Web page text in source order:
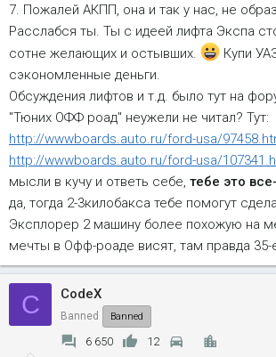
7. Пожалей АКПП, она и так у нас, не
Расслабся ты. Ты с идеей лифта Экспа
сотне желающих и остывших.
Купи
сэкономленные деньги.
Обсуждения лифтов и т.д. было тут на
"Тюних ОФФ роад" неужели не читал? Тут:
http://wwwboards.auto.ru/ford-usa/
http://wwwboards.auto.ru/ford-usa/
мысли в кучу и ответь себе, тебе это
да, тогда 2-3килобакса тебе помогут
Эксплорер 2 машину более похожую на
мечты в Офф-роаде висят, там правда 35-
C CodeX
Banned Banned
6 650 12